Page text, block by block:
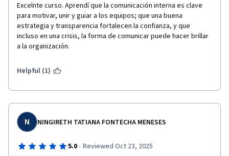
Excelnte curso. Aprendí que la comunicación interna es clave
para motivar, unir y guiar a los equipos; que una buena
estrategia y transparencia fortalecen la confianza, y que
incluso en una crisis, la forma de comunicar puede hacer brillar
a la organización.
Helpful (1)
N NINGIRETH TATIANA FONTECHA MENESES
5.0 · Reviewed Oct 23, 2025